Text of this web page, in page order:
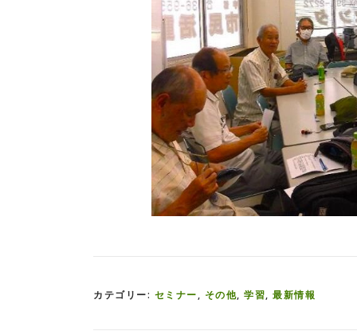
カテゴリー: セミナー, その他, 学習, 最新情報